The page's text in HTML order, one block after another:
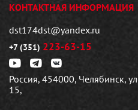
КОНТАКТНАЯ ИНФОРМАЦИЯ
dst174dst@yandex.ru
+7 (351) 223-63-15
Россия, 454000, Челябинск,
15,